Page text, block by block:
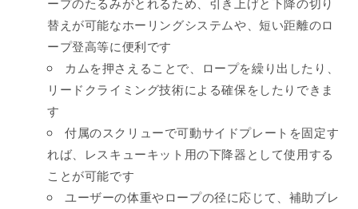
替えが可能なホーリングシステムや、短い距離のロ
ープ登高等に便利です
カムを押さえることで、ロープを繰り出したり、
リードクライミング技術による確保をしたりできま
す
付属のスクリューで可動サイドプレートを固定す
れば、レスキューキット用の下降器として使用する
ことが可能です
ユーザーの体重やロープの径に応じて、補助ブレ